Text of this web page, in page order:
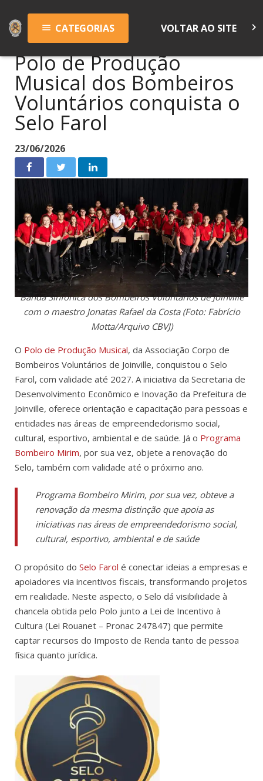
menu CATEGORIAS VOLTAR AO SITE keyboard_arrow_right
Polo de Produção
Musical dos Bombeiros
Voluntários conquista o
Selo Farol
23/06/2026
Banda Sinfônica dos Bombeiros Voluntários de Joinville
com o maestro Jonatas Rafael da Costa (Foto: Fabrício
Motta/Arquivo CBVJ)
O Polo de Produção Musical, da Associação Corpo de
Bombeiros Voluntários de Joinville, conquistou o Selo
Farol, com validade até 2027. A iniciativa da Secretaria de
Desenvolvimento Econômico e Inovação da Prefeitura de
Joinville, oferece orientação e capacitação para pessoas e
entidades nas áreas de empreendedorismo social,
cultural, esportivo, ambiental e de saúde. Já o Programa
Bombeiro Mirim, por sua vez, objete a renovação do
Selo, também com validade até o próximo ano.
Programa Bombeiro Mirim, por sua vez, obteve a
renovação da mesma distinção que apoia as
iniciativas nas áreas de empreendedorismo social,
cultural, esportivo, ambiental e de saúde
O propósito do Selo Farol é conectar ideias a empresas e
apoiadores via incentivos fiscais, transformando projetos
em realidade. Neste aspecto, o Selo dá visibilidade à
chancela obtida pelo Polo junto a Lei de Incentivo à
Cultura (Lei Rouanet – Pronac 247847) que permite
captar recursos do Imposto de Renda tanto de pessoa
física quanto jurídica.